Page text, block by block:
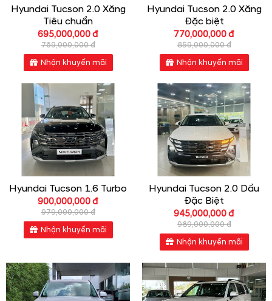
Hyundai Tucson 2.0 Xăng
Tiêu chuẩn
695,000,000 đ
769,000,000 đ
Nhận khuyến mãi
Hyundai Tucson 2.0 Xăng
Đặc biệt
770,000,000 đ
859,000,000 đ
Nhận khuyến mãi
Hyundai Tucson 1.6 Turbo
900,000,000 đ
979,000,000 đ
Nhận khuyến mãi
Hyundai Tucson 2.0 Dầu
Đặc Biệt
945,000,000 đ
989,000,000 đ
Nhận khuyến mãi